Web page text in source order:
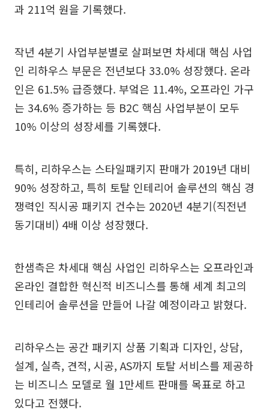
과 211억 원을 기록했다.
작년 4분기 사업부분별로 살펴보면 차세대 핵심 사업
인 리하우스 부문은 전년보다 33.0% 성장했다. 온라
인은 61.5% 급증했다. 부엌은 11.4%, 오프라인 가구
는 34.6% 증가하는 등 B2C 핵심 사업부분이 모두
10% 이상의 성장세를 기록했다.
특히, 리하우스는 스타일패키지 판매가 2019년 대비
90% 성장하고, 특히 토탈 인테리어 솔루션의 핵심 경
쟁력인 직시공 패키지 건수는 2020년 4분기(직전년
동기대비) 4배 이상 성장했다.
한샘측은 차세대 핵심 사업인 리하우스는 오프라인과
온라인 결합한 혁신적 비즈니스를 통해 세계 최고의
인테리어 솔루션을 만들어 나갈 예정이라고 밝혔다.
리하우스는 공간 패키지 상품 기획과 디자인, 상담,
설계, 실측, 견적, 시공, AS까지 토탈 서비스를 제공하
는 비즈니스 모델로 월 1만세트 판매를 목표로 하고
있다고 전했다.